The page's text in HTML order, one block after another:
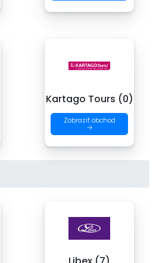
Kartago Tours (0)
Zobraziť obchod
→